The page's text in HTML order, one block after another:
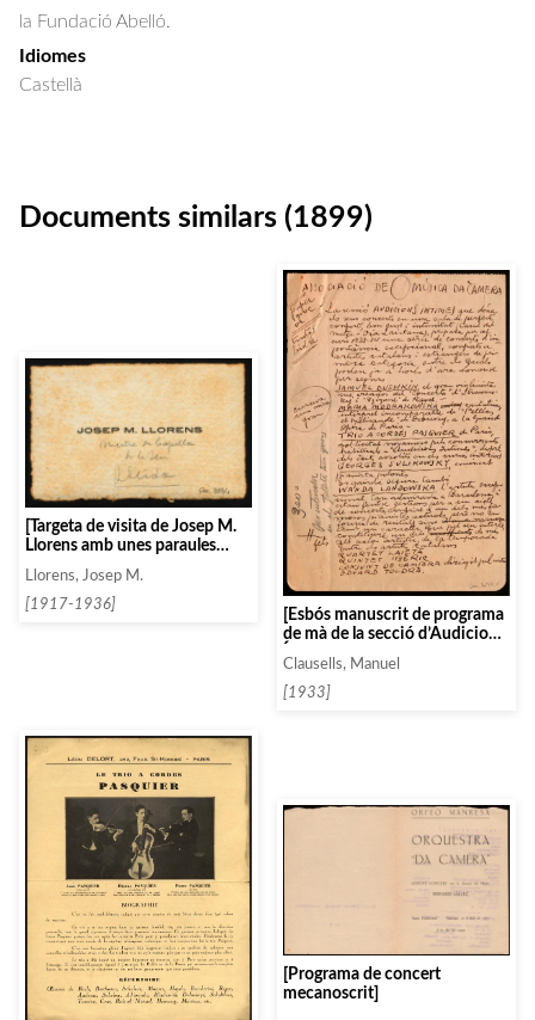
la Fundació Abelló.
Idiomes
Castellà
Documents similars (1899)
[Targeta de visita de Josep M.
Llorens amb unes paraules
manuscrites]
Llorens, Josep M.
[1917-1936]
[Esbós manuscrit de programa
de mà de la secció d’Audicions
Íntimes]
Clausells, Manuel
[1933]
[Programa de concert
mecanoscrit]